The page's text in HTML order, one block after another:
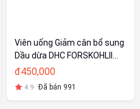
Viên uống Giảm cân bổ sung
Dầu dừa DHC FORSKOHLII
(40v/gói)
đ450,000
4.9 Đã bán 991